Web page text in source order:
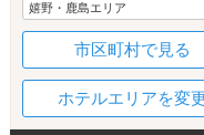
嬉野・鹿島エリア
市区町村で見る
ホテルエリアを変